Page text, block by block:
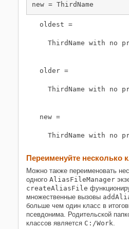
new = ThirdName
oldest =
ThirdName with no
older =
ThirdName with no
new =
ThirdName with no
Переименуйте несколько
Можно также переименовать
одного AliasFileManager
createAliasFile
множественные вызовы
больше чем один класс в
псевдонима. Родительской
классов является C:/Work.